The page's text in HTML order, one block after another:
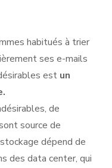
habitués à trier
ses e-mails
est un
de
source de
dépend de
des data center, qui